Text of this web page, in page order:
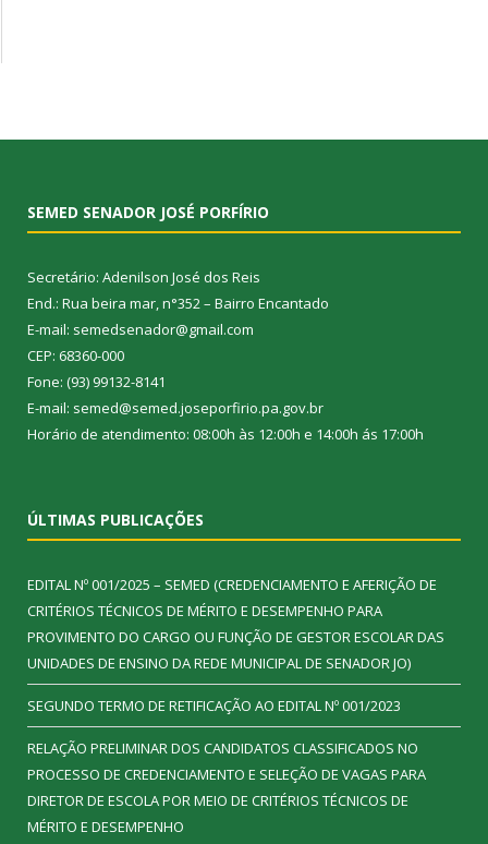
SEMED SENADOR JOSÉ PORFÍRIO
Secretário: Adenilson José dos Reis
End.: Rua beira mar, n°352 – Bairro Encantado
E-mail: semedsenador@gmail.com
CEP: 68360-000
Fone: (93) 99132-8141
E-mail: semed@semed.joseporfirio.pa.gov.br
Horário de atendimento: 08:00h às 12:00h e 14:00h ás 17:00h
ÚLTIMAS PUBLICAÇÕES
EDITAL Nº 001/2025 – SEMED (CREDENCIAMENTO E AFERIÇÃO DE
CRITÉRIOS TÉCNICOS DE MÉRITO E DESEMPENHO PARA
PROVIMENTO DO CARGO OU FUNÇÃO DE GESTOR ESCOLAR DAS
UNIDADES DE ENSINO DA REDE MUNICIPAL DE SENADOR JO)
SEGUNDO TERMO DE RETIFICAÇÃO AO EDITAL Nº 001/2023
RELAÇÃO PRELIMINAR DOS CANDIDATOS CLASSIFICADOS NO
PROCESSO DE CREDENCIAMENTO E SELEÇÃO DE VAGAS PARA
DIRETOR DE ESCOLA POR MEIO DE CRITÉRIOS TÉCNICOS DE
MÉRITO E DESEMPENHO